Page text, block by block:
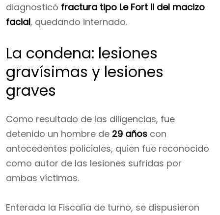
diagnosticó fractura tipo Le Fort II del macizo
facial, quedando internado.
La condena: lesiones
gravísimas y lesiones
graves
Como resultado de las diligencias, fue
detenido un hombre de 29 años con
antecedentes policiales, quien fue reconocido
como autor de las lesiones sufridas por
ambas víctimas.
Enterada la Fiscalía de turno, se dispusieron